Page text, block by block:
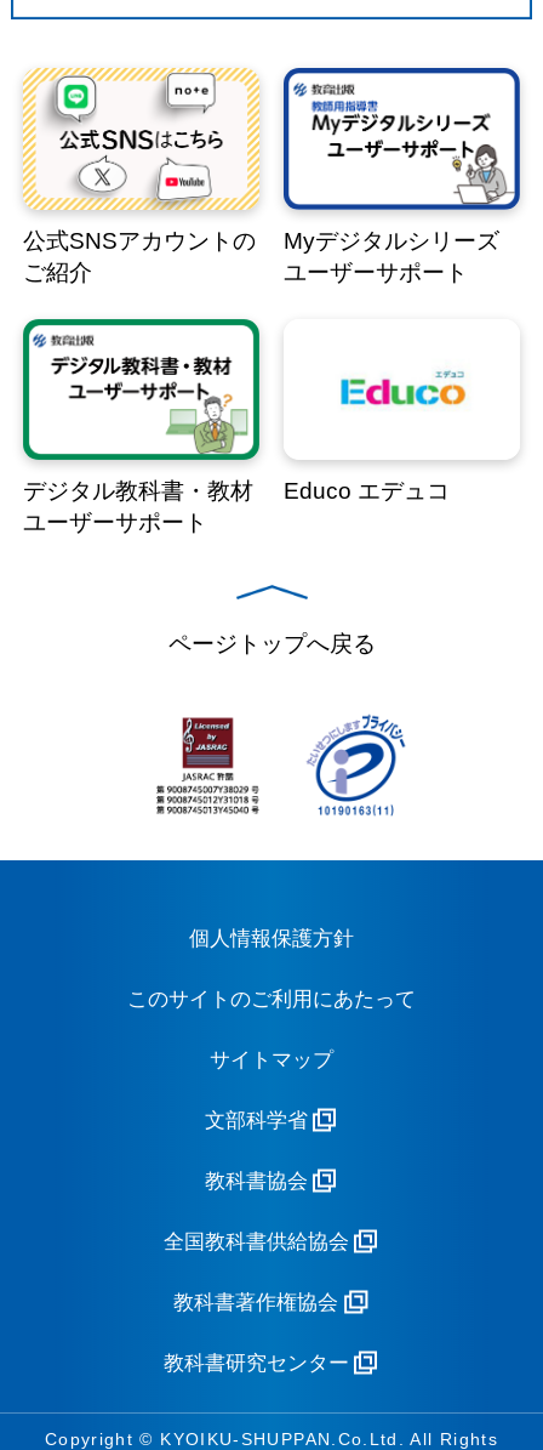
公式SNSアカウントの
ご紹介
Myデジタルシリーズ
ユーザーサポート
デジタル教科書・教材
ユーザーサポート
Educo エデュコ
ページトップへ戻る
個人情報保護方針
このサイトのご利用にあたって
サイトマップ
文部科学省
教科書協会
全国教科書供給協会
教科書著作権協会
教科書研究センター
Copyright © KYOIKU-SHUPPAN.Co.Ltd. All Rights